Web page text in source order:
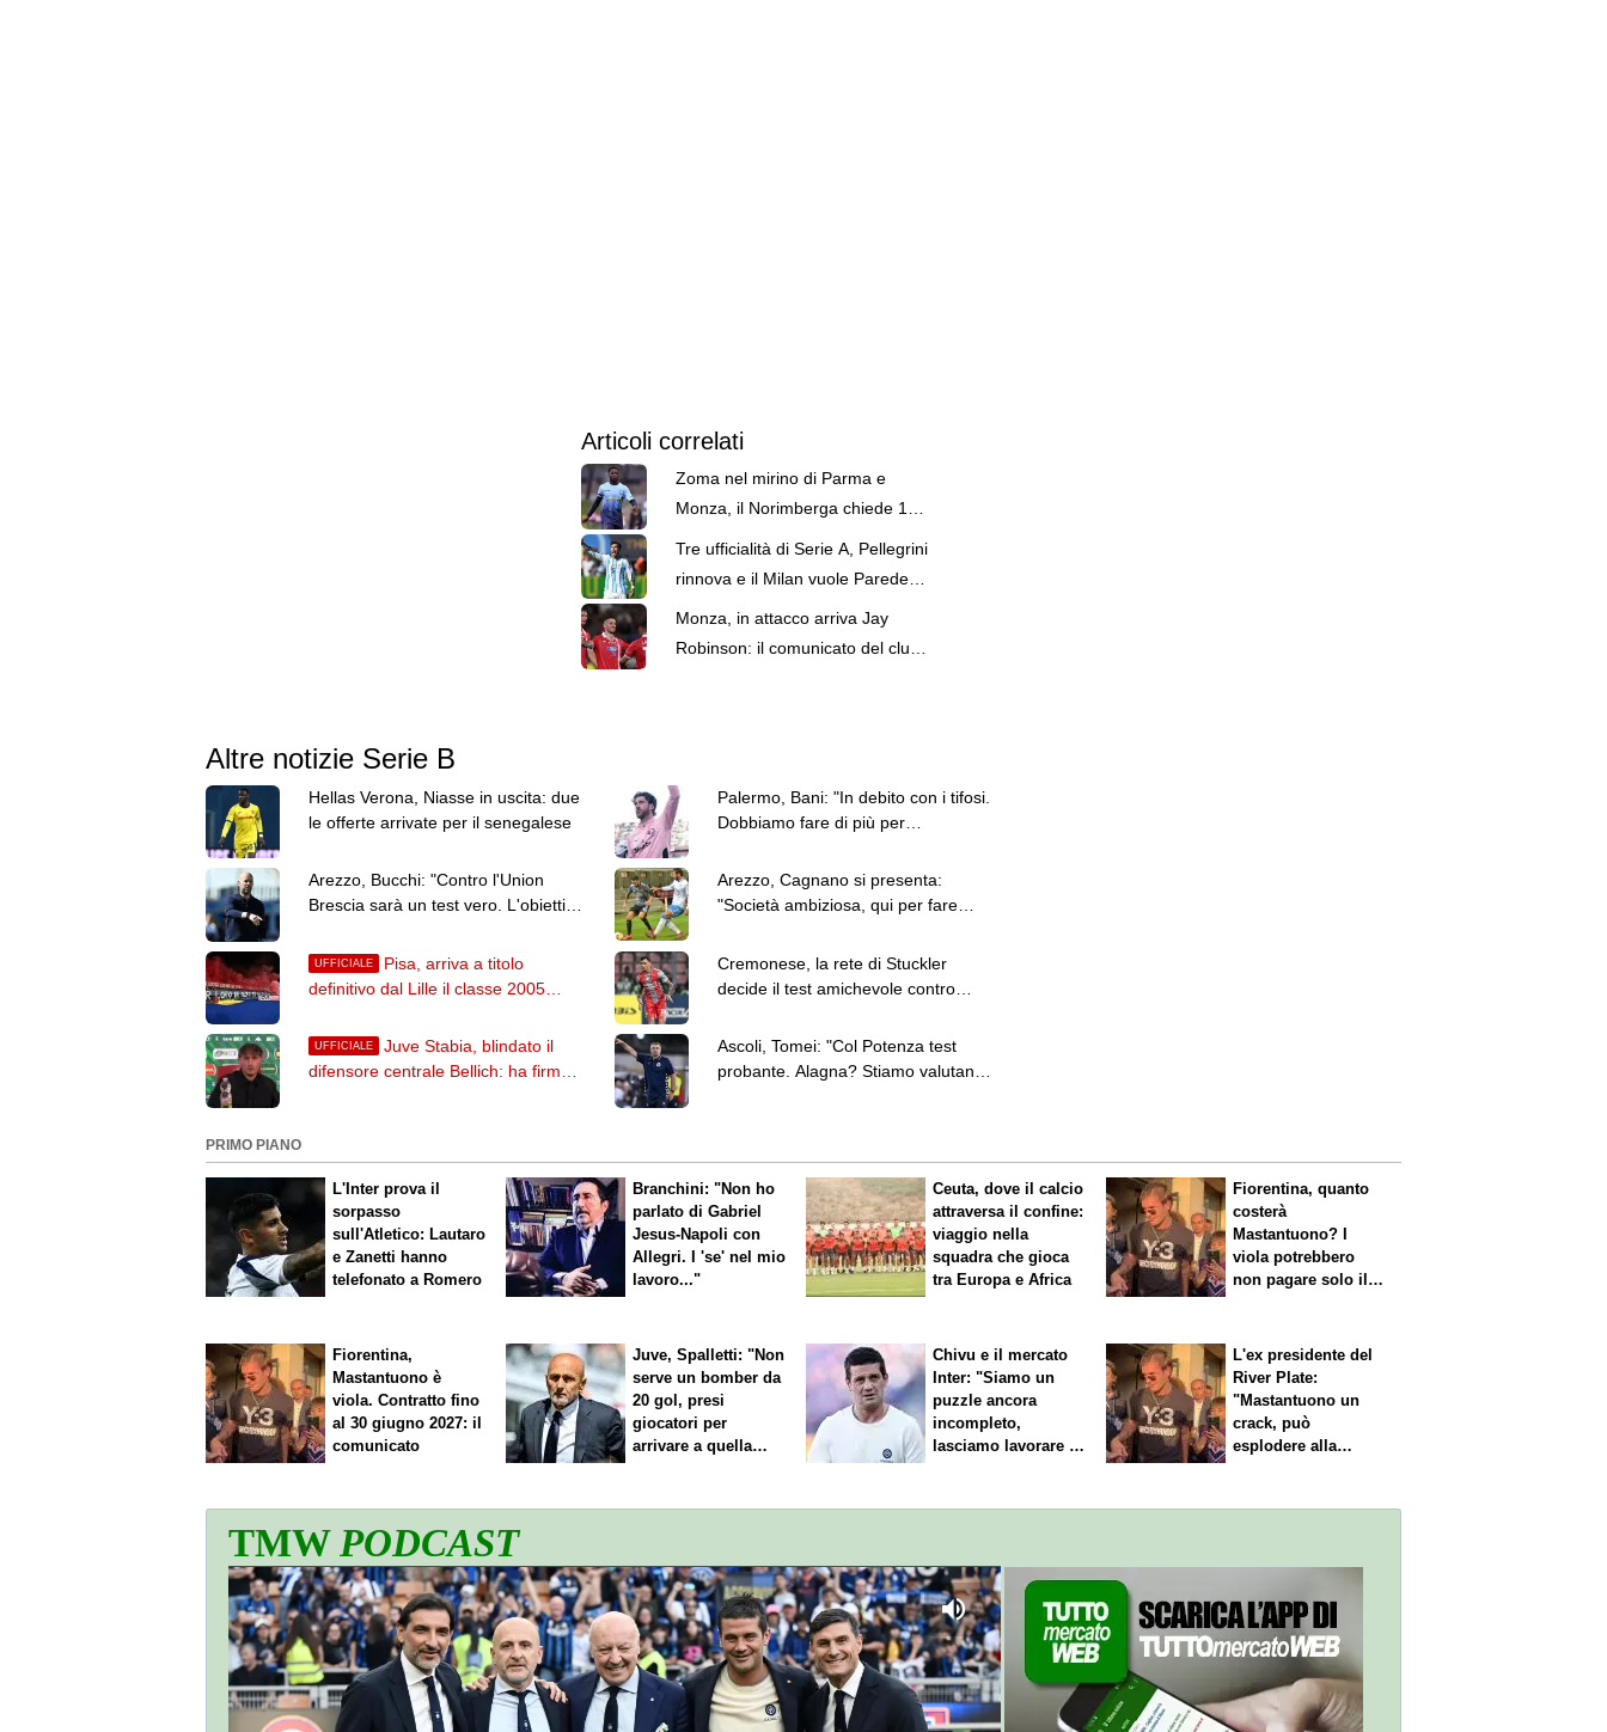
Articoli correlati
Zoma nel mirino di Parma e
Monza, il Norimberga chiede 15
Tre ufficialità di Serie A, Pellegrini
rinnova e il Milan vuole Paredes:
le top news delle 18
Monza, in attacco arriva Jay
Robinson: il comunicato del club
Altre notizie Serie B
Hellas Verona, Niasse in uscita: due
le offerte arrivate per il senegalese
Palermo, Bani: "In debito con i tifosi.
Dobbiamo fare di più per
Arezzo, Bucchi: "Contro l'Union
Brescia sarà un test vero. L'obiettivo
Arezzo, Cagnano si presenta:
"Società ambiziosa, qui per fare
UFFICIALE
Pisa, arriva a titolo
definitivo dal Lille il classe 2005
Cremonese, la rete di Stuckler
decide il test amichevole contro
UFFICIALE
Juve Stabia, blindato il
difensore centrale Bellich: ha firmato
Ascoli, Tomei: "Col Potenza test
probante. Alagna? Stiamo valutando
PRIMO PIANO
L'Inter prova il
sorpasso
sull'Atletico: Lautaro
e Zanetti hanno
telefonato a Romero
Branchini: "Non ho
parlato di Gabriel
Jesus-Napoli con
Allegri. I 'se' nel mio
lavoro..."
Ceuta, dove il calcio
attraversa il confine:
viaggio nella
squadra che gioca
tra Europa e Africa
Fiorentina, quanto
costerà
Mastantuono? I
viola potrebbero
non pagare solo il
Fiorentina,
Mastantuono è
viola. Contratto fino
al 30 giugno 2027: il
comunicato
Juve, Spalletti: "Non
serve un bomber da
20 gol, presi
giocatori per
arrivare a quella
Chivu e il mercato
Inter: "Siamo un
puzzle ancora
incompleto,
lasciamo lavorare i
L'ex presidente del
River Plate:
"Mastantuono un
crack, può
esplodere alla
TMWPODCAST